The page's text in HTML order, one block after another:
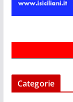
Categorie